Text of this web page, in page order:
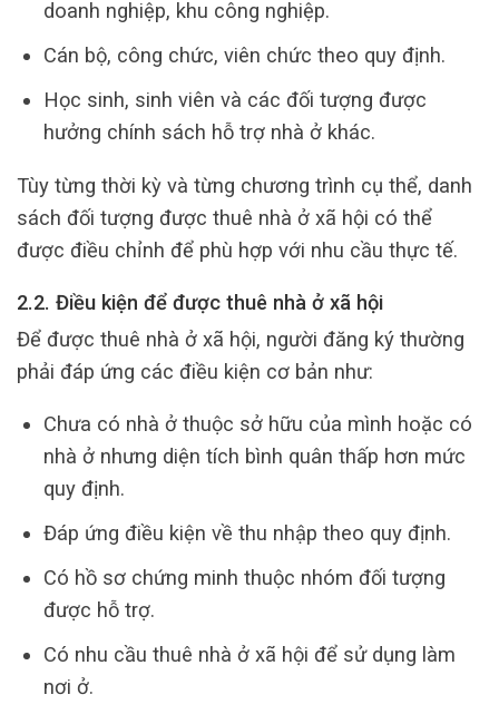
doanh nghiệp, khu công nghiệp.
Cán bộ, công chức, viên chức theo quy định.
Học sinh, sinh viên và các đối tượng được
hưởng chính sách hỗ trợ nhà ở khác.
Tùy từng thời kỳ và từng chương trình cụ thể, danh
sách đối tượng được thuê nhà ở xã hội có thể
được điều chỉnh để phù hợp với nhu cầu thực tế.
2.2. Điều kiện để được thuê nhà ở xã hội
Để được thuê nhà ở xã hội, người đăng ký thường
phải đáp ứng các điều kiện cơ bản như:
Chưa có nhà ở thuộc sở hữu của mình hoặc có
nhà ở nhưng diện tích bình quân thấp hơn mức
quy định.
Đáp ứng điều kiện về thu nhập theo quy định.
Có hồ sơ chứng minh thuộc nhóm đối tượng
được hỗ trợ.
Có nhu cầu thuê nhà ở xã hội để sử dụng làm
nơi ở.